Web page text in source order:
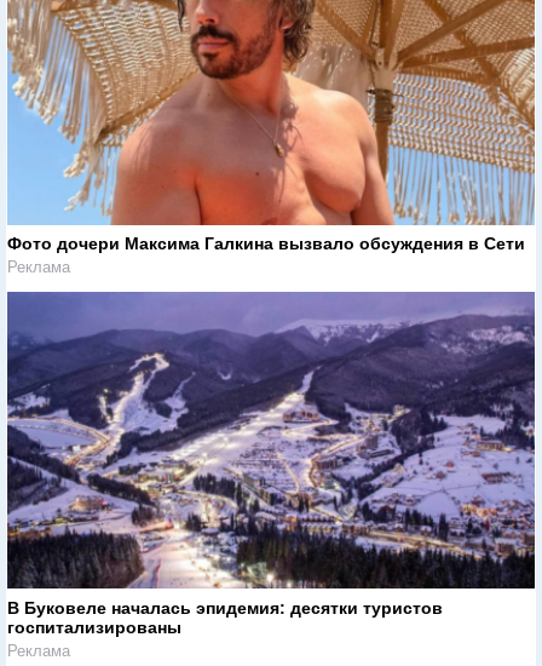
Фото дочери Максима Галкина вызвало обсуждения в Сети
Реклама
В Буковеле началась эпидемия: десятки туристов
госпитализированы
Реклама